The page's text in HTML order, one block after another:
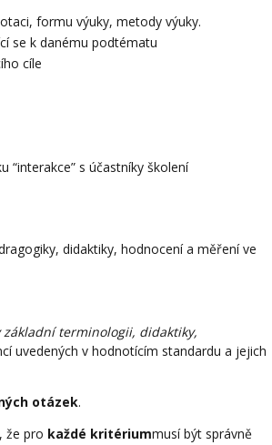
formu výuky, metody výuky.
se k danému podtématu
cíle
s účastníky školení
didaktiky, hodnocení a měření ve
základní terminologii, didaktiky,
uvedených v hodnotícím standardu a jejich
otázek.
že pro každé kritériummusí být správně